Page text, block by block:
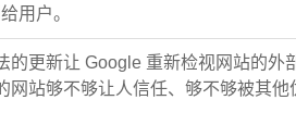
用户。
的更新让 Google 重新检视网站的外
网站够不够让人信任、够不够被其他